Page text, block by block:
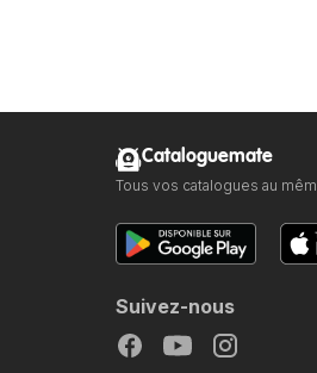
Cataloguemate
Tous vos catalogues au
Suivez-nous